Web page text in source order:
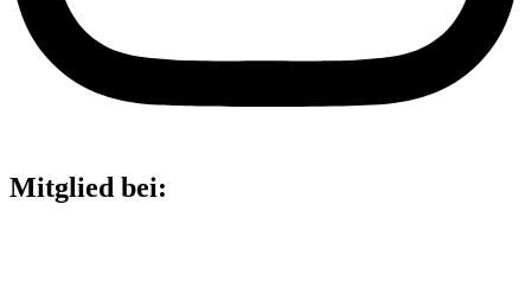
Mitglied bei: